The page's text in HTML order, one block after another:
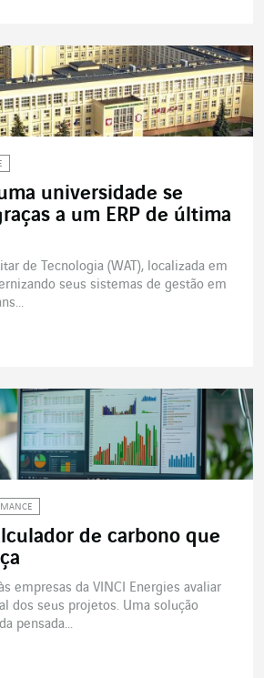
universidade se
a um ERP de última
de Tecnologia (WAT), localizada em
seus sistemas de gestão em
de carbono que
empresas da VINCI Energies avaliar
dos seus projetos. Uma solução
pensada...